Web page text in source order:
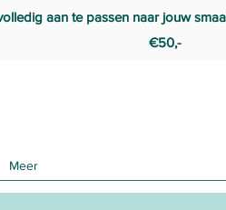
aan te passen naar jouw
€50,-
Meer